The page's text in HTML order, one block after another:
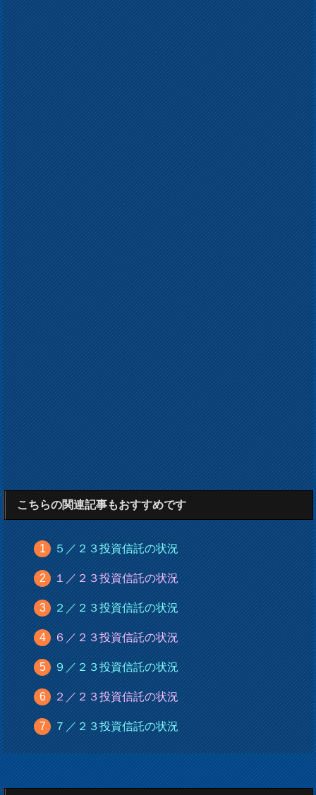
こちらの関連記事もおすすめです
５／２３投資信託の状況
１／２３投資信託の状況
２／２３投資信託の状況
６／２３投資信託の状況
９／２３投資信託の状況
２／２３投資信託の状況
７／２３投資信託の状況